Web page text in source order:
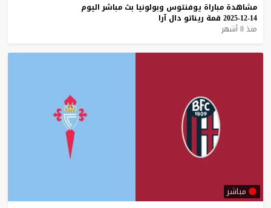
مشاهدة مباراة يوفنتوس وبولونيا بث مباشر اليوم
14-12-2025
قمة ريناتو دال آرا
منذ 8 أشهر
مباشر